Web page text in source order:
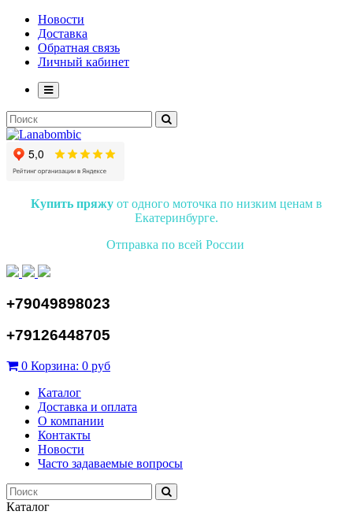
Новости
Доставка
Обратная связь
Личный кабинет
Купить пряжу от одного моточка по низким ценам в
Екатеринбурге.
Отправка по всей России
+79049898023
+79126448705
0 Корзина: 0 руб
Каталог
Доставка и оплата
О компании
Контакты
Новости
Часто задаваемые вопросы
Каталог